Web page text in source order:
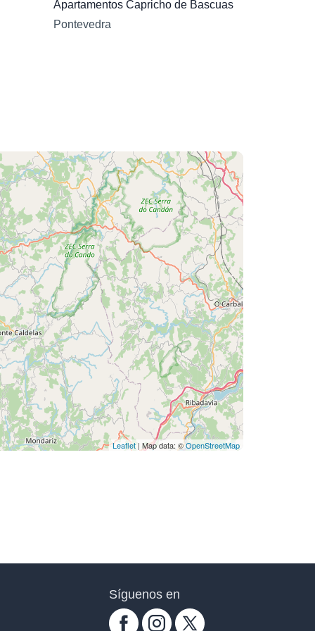
Apartamentos Capricho de Bascuas
Pontevedra
Leaflet | Map data: ©OpenStreetMap
Síguenos en